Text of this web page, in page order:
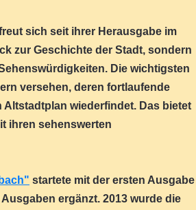
sich seit ihrer Herausgabe im
zur Geschichte der Stadt, sondern
Die wichtigsten
versehen, deren fortlaufende
wiederfindet. Das bietet
ihren sehenswerten
startete mit der ersten Ausgabe
ergänzt. 2013 wurde die